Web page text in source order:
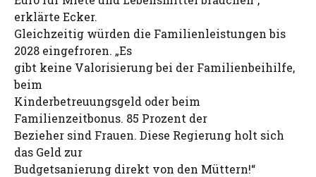
erklärte Ecker.
Gleichzeitig würden die Familienleistungen bis
2028 eingefroren. „Es
gibt keine Valorisierung bei der Familienbeihilfe,
beim
Kinderbetreuungsgeld oder beim
Familienzeitbonus. 85 Prozent der
Bezieher sind Frauen. Diese Regierung holt sich
das Geld zur
Budgetsanierung direkt von den Müttern!“